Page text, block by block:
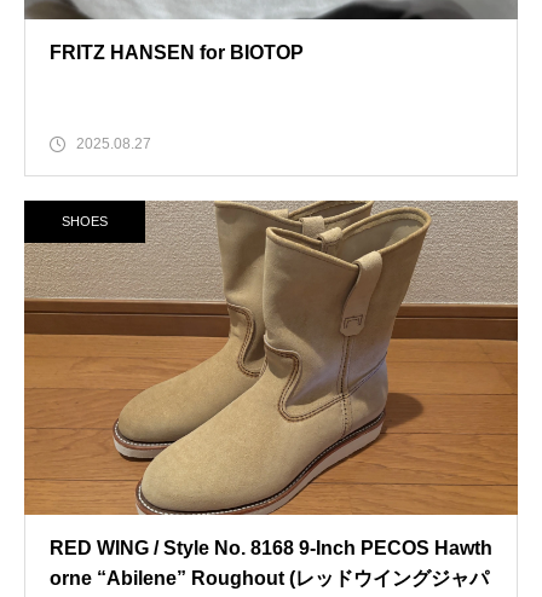
FRITZ HANSEN for BIOTOP
2025.08.27
SHOES
RED WING / Style No. 8168 9-Inch PECOS Hawth
orne “Abilene” Roughout (レッドウイングジャパ